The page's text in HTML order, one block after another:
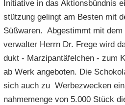
In­itia­ti­ve in das Ak­ti­ons­bünd­nis
stüt­zung ge­lingt am Bes­ten mit
Süß­wa­ren. Ab­ge­stimmt mit
ver­wal­ter Herrn Dr. Frege wird
dukt - Mar­zi­pan­tä­fel­chen - zum
ab Werk an­ge­bo­ten. Die
sich auch zu Wer­be­zwe­cken
nah­me­men­ge von 5.000 Stück